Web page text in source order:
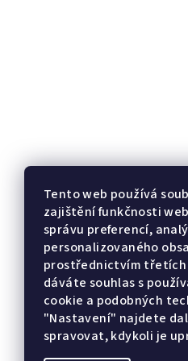
Tento web používá
zajištění funkčnosti
správu preferencí,
personalizovaného
prostřednictvím třetích
dáváte souhlas s
cookie a podobných
"Nastavení" najdete
spravovat, kdykoli je
Facebook